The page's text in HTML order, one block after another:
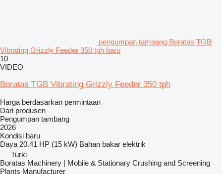
pengumpan tambang Boratas TGB
Vibrating Grizzly Feeder 350 tph baru
10
VIDEO
Boratas TGB Vibrating Grizzly Feeder 350 tph
Harga berdasarkan permintaan
Dari produsen
Pengumpan tambang
2026
Kondisi baru
Daya 20.41 HP (15 kW) Bahan bakar elektrik
Turki
Boratas Machinery | Mobile & Stationary Crushing and Screening
Plants Manufacturer